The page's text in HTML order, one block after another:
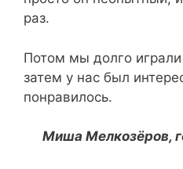
раз.
Потом мы долго
затем у нас был
понравилось.
Миша Мелкозёров,